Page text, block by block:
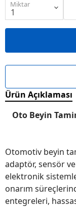
Miktar
Ürün Açıklaması
Oto Beyin
Otomotiv beyin
adaptör, sensör ve
elektronik
onarım
entegreleri,